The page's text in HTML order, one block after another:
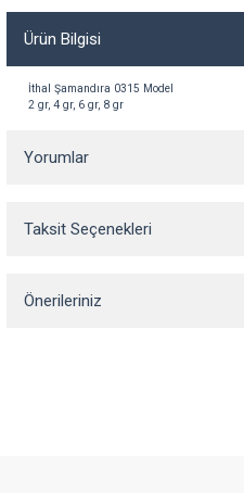
Ürün Bilgisi
İthal Şamandıra 0315 Model
2 gr, 4 gr, 6 gr, 8 gr
Yorumlar
Taksit Seçenekleri
Önerileriniz